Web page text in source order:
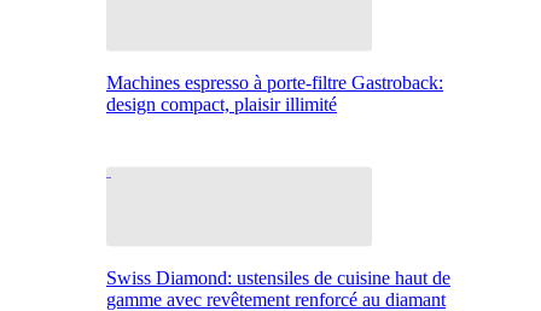
Machines espresso à porte-filtre Gastroback:
design compact, plaisir illimité
Swiss Diamond: ustensiles de cuisine haut de
gamme avec revêtement renforcé au diamant